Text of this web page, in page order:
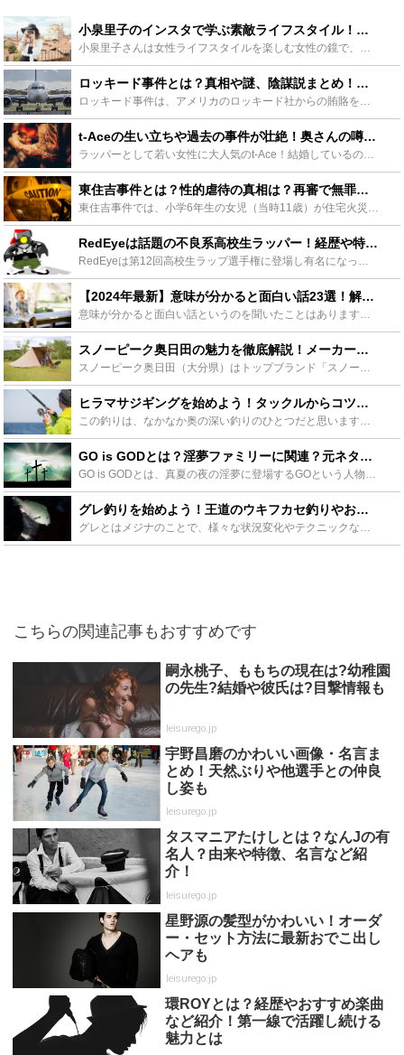
小泉里子のインスタで学ぶ素敵ライフスタイル！離婚の噂の真相は？ - Leisurego(レジャーゴー)
小泉里子さんは女性ライフスタイルを楽しむ女性の鏡で、その素敵な姿を自身のブログなどで公開し、少し前に素敵な旦那さんと出会い、結婚していらっしゃいます。しかし一部では離婚した噂が流れており噂の真相につ...
ロッキード事件とは？真相や謎、陰謀説まとめ！児玉誉士夫もわかりやすく解説！ - Leisurego(レジャーゴー)
ロッキード事件は、アメリカのロッキード社からの賄賂を巡った元総理大臣など国家の重要人物が逮捕された戦後最大の疑獄事件です。この記事ではロッキード事件の概要と真相、囁かれる謎や陰謀説の数々、ロッキード...
t-Aceの生い立ちや過去の事件が壮絶！奥さんの噂や母親との約束、病気も - Leisurego(レジャーゴー)
ラッパーとして若い女性に大人気のt-Ace！結婚しているのではないかと噂がありt-Ace奥さんの存在も囁かれてます。この記事では真相を確かめるべくt-Aceの奥さんについて、t-Aceの生い立ちや年...
東住吉事件とは？性的虐待の真相は？再審で無罪判決！疑惑の事件の闇に迫る - Leisurego(レジャーゴー)
東住吉事件では、小学6年生の女児（当時11歳）が住宅火災に巻き込まれ死亡し、母親と同居していた内縁の夫が高額の保険金を動機に犯行におよんだと容疑がかけられ逮捕されます。一旦は無期懲役の有罪判決が下り...
RedEyeは話題の不良系高校生ラッパー！経歴や特徴、性格をご紹介！ - Leisurego(レジャーゴー)
RedEyeは第12回高校生ラップ選手権に登場し有名になったラッパーです。薬ネタやコンプラを連発するラップが特徴で、かっこいいとの声があがっています。独特の声質も高い評価を得ています。有名ラッパーか...
【2024年最新】意味が分かると面白い話23選！解説付きでご紹介！ - Leisurego(レジャーゴー)
意味が分かると面白い話というのを聞いたことはありますか？一見すると普通の事が書いてあるように思えても、実はよく考えると別の意味がある場合があります。今回はそんな意味が分かると面白い話について、どうい...
スノーピーク奥日田の魅力を徹底解説！メーカー直営施設で極上のキャンプ体験を - Leisurego(レジャーゴー)
スノーピーク奥日田（大分県）はトップブランド「スノーピーク」運営の５つのキャンプ場のうちの１つ。すみずみまで整備され尽くした高規格施設で初心者からベテランまで大満足できるキャンプ場として人気です。今...
ヒラマサジギングを始めよう！タックルからコツまでをご紹介 - Leisurego(レジャーゴー)
この釣りは、なかなか奥の深い釣りのひとつだと思います。突き詰めれば突き詰めるほどに楽しさが増えていくと思います。簡単に釣れる魚ではありませんが、初心者でも十分に楽しめるのも、この釣りの魅力のひとつで...
GO is GODとは？淫夢ファミリーに関連？元ネタや由来を紹介！ - Leisurego(レジャーゴー)
GO is GODとは、真夏の夜の淫夢に登場するGOという人物を讃えるために生まれた言葉です。しかし、元ネタはまったく逆の屑呼ばわりされる状況でした。GOという人はどんな人物で、どうしてGO is ...
グレ釣りを始めよう！王道のウキフカセ釣りやおすすめタックルもご紹介 - Leisurego(レジャーゴー)
グレとはメジナのことで、様々な状況変化やテクニックなどがあることから、とても人気の高い釣りです。グレ釣りは大会が開催されるなど初心者でも上級者でも楽しめる釣りです。この記事ではグレ釣りを始めたい！と...
こちらの関連記事もおすすめです
嗣永桃子、ももちの現在は?幼稚園
の先生?結婚や彼氏は?目撃情報も
leisurego.jp
宇野昌磨のかわいい画像・名言ま
とめ！天然ぶりや他選手との仲良
し姿も
leisurego.jp
タスマニアたけしとは？なんJの有
名人？由来や特徴、名言など紹
介！
leisurego.jp
星野源の髪型がかわいい！オーダ
ー・セット方法に最新おでこ出し
ヘアも
leisurego.jp
環ROYとは？経歴やおすすめ楽曲
など紹介！第一線で活躍し続ける
魅力とは